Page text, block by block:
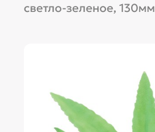
светло-зеленое, 130мм